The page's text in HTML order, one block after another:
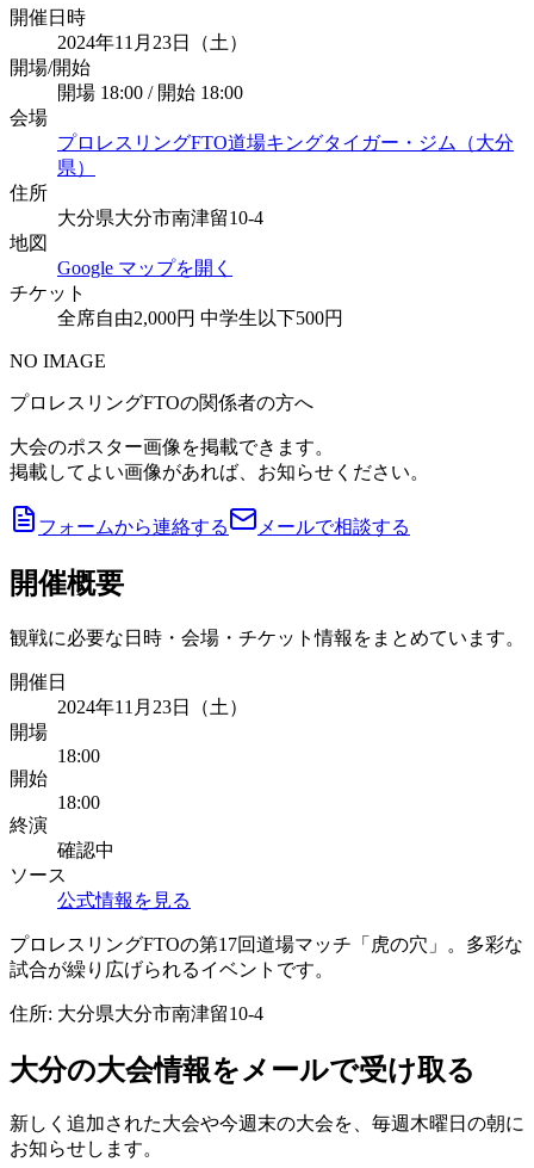
開催日時
2024年11月23日（土）
開場/開始
開場 18:00 / 開始 18:00
会場
プロレスリングFTO道場キングタイガー・ジム（大分
県）
住所
大分県大分市南津留10-4
地図
Google マップを開く
チケット
全席自由2,000円 中学生以下500円
NO IMAGE
プロレスリングFTOの関係者の方へ
大会のポスター画像を掲載できます。
掲載してよい画像があれば、お知らせください。
フォームから連絡する メールで相談する
開催概要
観戦に必要な日時・会場・チケット情報をまとめています。
開催日
2024年11月23日（土）
開場
18:00
開始
18:00
終演
確認中
ソース
公式情報を見る
プロレスリングFTOの第17回道場マッチ「虎の穴」。多彩な
試合が繰り広げられるイベントです。
住所: 大分県大分市南津留10-4
大分の大会情報をメールで受け取る
新しく追加された大会や今週末の大会を、 毎週木曜日の朝に
お知らせします。